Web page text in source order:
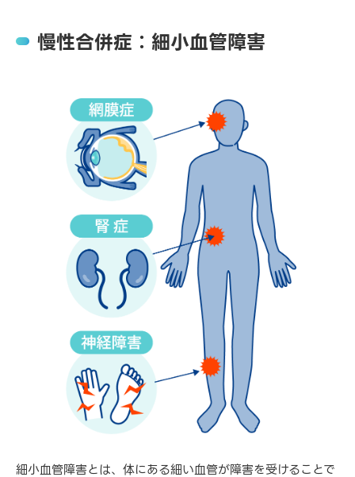
慢性合併症：細小血管障害
細小血管障害とは、体にある細い血管が障害を受けることで